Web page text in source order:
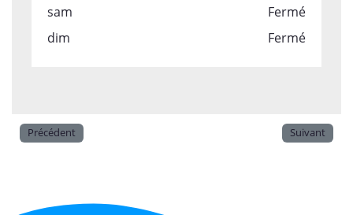
sam
Fermé
dim
Fermé
Précédent Suivant